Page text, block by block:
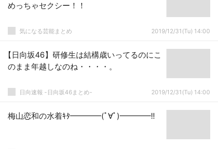
めっちゃセクシー！！
気になる芸能まとめ 2019/12/31(Tu) 14:00
【日向坂46】研修生は結構歳いってるのにこ
のまま年越しなのね・・・・。
日向速報 -日向坂46まとめ- 2019/12/31(Tu) 14:00
梅山恋和の水着ｷﾀ━━━━(ﾟ∀ﾟ)━━━━!!